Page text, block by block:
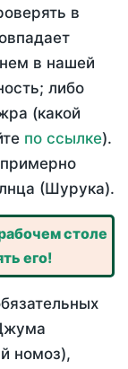
в
в нашей
либо
(какой
по ссылке).
(Шурука).
столе
его!
номоз),